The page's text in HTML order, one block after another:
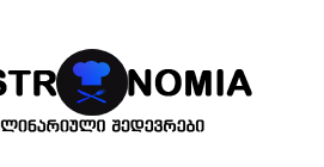
გასტრონომია